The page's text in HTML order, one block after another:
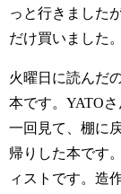
っと行きました
だけ買いました
火曜日に読んだ
本です。YATO
一回見て、棚に
帰りした本です
ィストです。造